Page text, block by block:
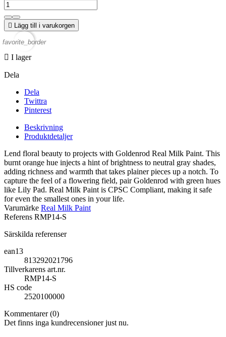
 Lägg till i varukorgen
favorite_border
 I lager
Dela
Dela
Twittra
Pinterest
Beskrivning
Produktdetaljer
Lend floral beauty to projects with Goldenrod Real Milk Paint. This
burnt orange hue injects a hint of brightness to neutral gray shades,
adding richness and warmth that takes plainer pieces up a notch. To
capture the feel of a flowering field, pair Goldenrod with green hues
like Lily Pad. Real Milk Paint is CPSC Compliant, making it safe
for even the smallest ones in your life.
Varumärke Real Milk Paint
Referens RMP14-S
Särskilda referenser
ean13
813292021796
Tillverkarens art.nr.
RMP14-S
HS code
2520100000
Kommentarer (0)
Det finns inga kundrecensioner just nu.